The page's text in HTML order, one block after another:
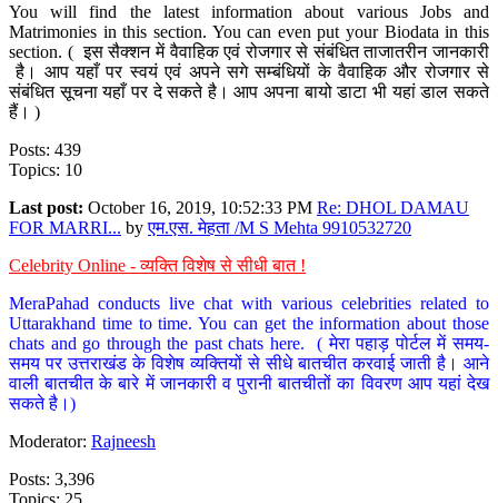
You will find the latest information about various Jobs and
Matrimonies in this section. You can even put your Biodata in this
section. ( इस सैक्शन में वैवाहिक एवं रोजगार से संबंधित ताजातरीन जानकारी
है। आप यहाँ पर स्वयं एवं अपने सगे सम्बंधियों के वैवाहिक और रोजगार से
संबंधित सूचना यहाँ पर दे सकते है। आप अपना बायो डाटा भी यहां डाल सकते
हैं। )
Posts: 439
Topics: 10
Last post: October 16, 2019, 10:52:33 PM Re: DHOL DAMAU
FOR MARRI... byएम.एस. मेहता /M S Mehta 9910532720
Celebrity Online - व्यक्ति विशेष से सीधी बात !
MeraPahad conducts live chat with various celebrities related to
Uttarakhand time to time. You can get the information about those
chats and go through the past chats here. ( मेरा पहाड़ पोर्टल में समय-
समय पर उत्तराखंड के विशेष व्यक्तियों से सीधे बातचीत करवाई जाती है। आने
वाली बातचीत के बारे में जानकारी व पुरानी बातचीतों का विवरण आप यहां देख
सकते है।)
Moderator: Rajneesh
Posts: 3,396
Topics: 25